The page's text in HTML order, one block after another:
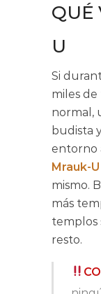
QUÉ
U
Si
miles de
normal,
budista
entorno
Mrauk-U
mismo.
más
templos
resto.